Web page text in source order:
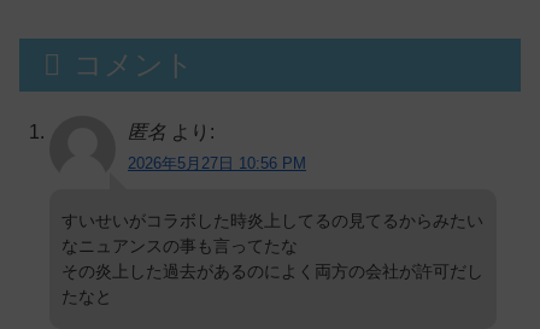
コメント
匿名 より:
2026年5月27日 10:56 PM
すいせいがコラボした時炎上してるの見てるからみたい
なニュアンスの事も言ってたな
その炎上した過去があるのによく両方の会社が許可だし
たなと